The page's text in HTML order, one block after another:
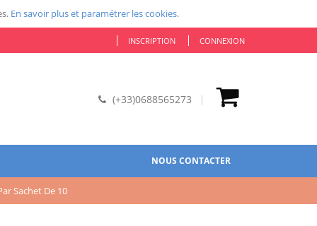
En savoir plus et paramétrer les cookies.
INSCRIPTION CONNEXION
(+33)0688565273
NOUS CONTACTER
Sachet De 10